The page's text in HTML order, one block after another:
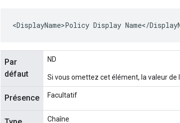
<DisplayName>Policy Display Name</
Par
défaut
ND
Si vous omettez cet élément, la valeur de
Présence Facultatif
Chaîne